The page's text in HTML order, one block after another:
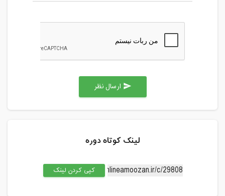
send
لینک کوتاه دوره
کپی کردن لینک